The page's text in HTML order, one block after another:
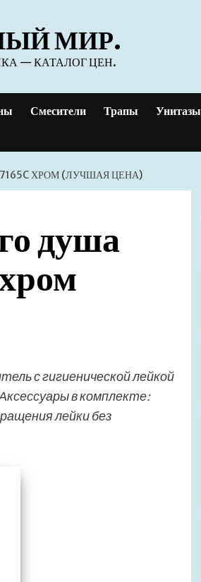
МИР.
— КАТАЛОГ ЦЕН.
Смесители Трапы Унитазы
ХРОМ (ЛУЧШАЯ ЦЕНА)
душа
с гигиенической лейкой
в комплекте:
лейки без